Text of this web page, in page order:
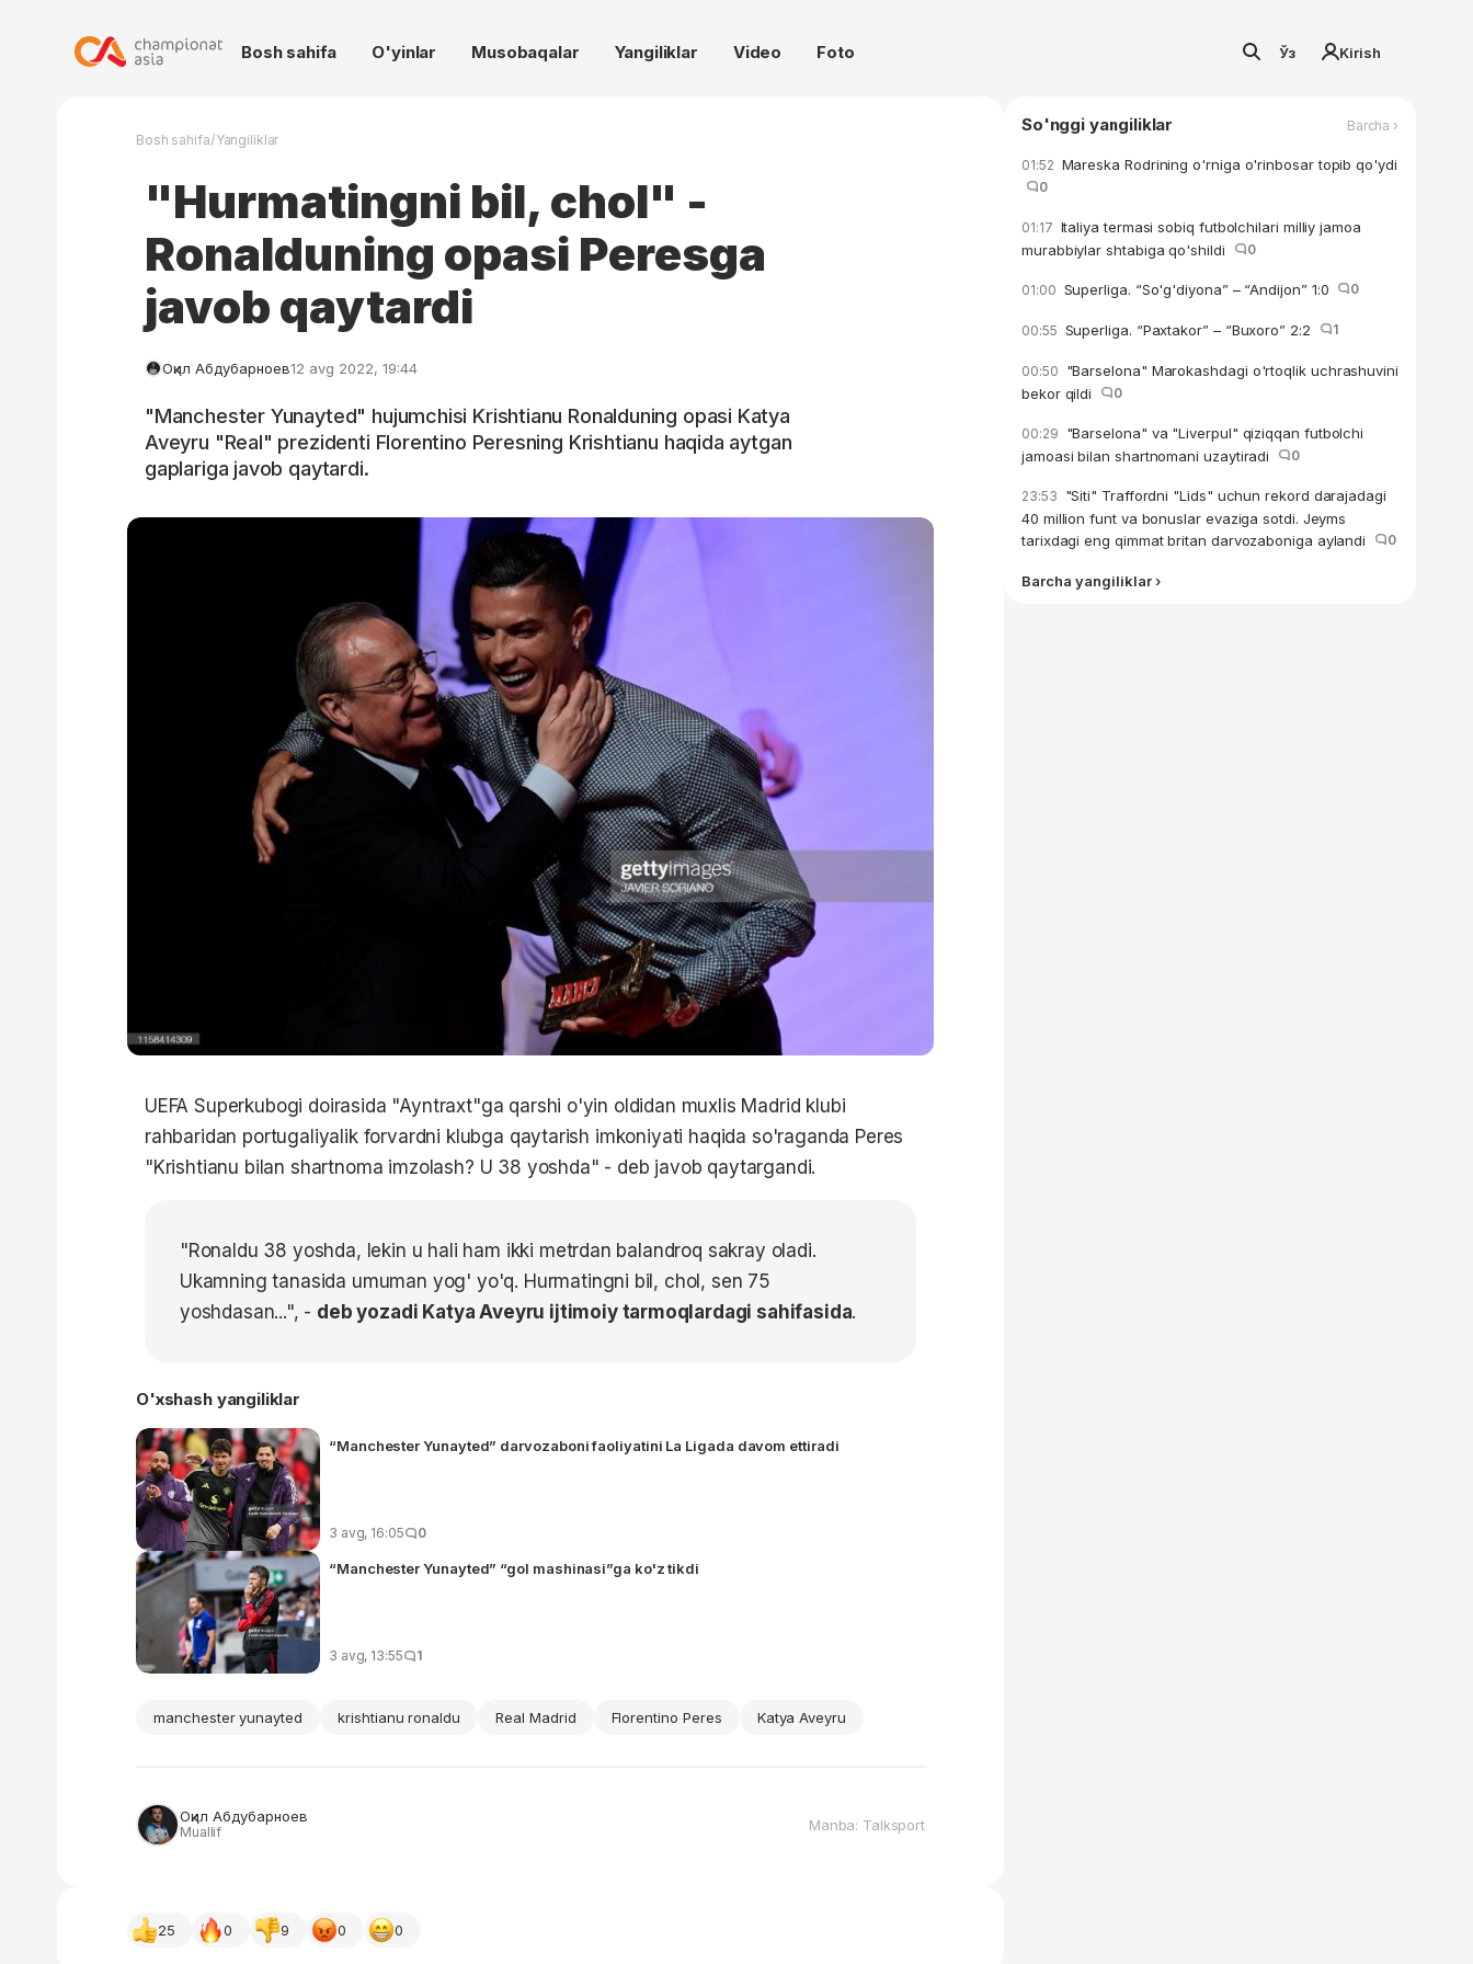
Bosh sahifa O'yinlar Musobaqalar Yangiliklar Video Foto Ўз Kirish
Bosh sahifa/Yangiliklar
"Hurmatingni bil, chol" -
Ronalduning opasi Peresga
javob qaytardi
Оқил Абдубарноев12 avg 2022, 19:44
"Manchester Yunayted" hujumchisi Krishtianu Ronalduning opasi Katya
Aveyru "Real" prezidenti Florentino Peresning Krishtianu haqida aytgan
gaplariga javob qaytardi.
UEFA Superkubogi doirasida "Ayntraxt"ga qarshi o'yin oldidan muxlis Madrid klubi
rahbaridan portugaliyalik forvardni klubga qaytarish imkoniyati haqida so'raganda Peres
"Krishtianu bilan shartnoma imzolash? U 38 yoshda" - deb javob qaytargandi.
"Ronaldu 38 yoshda, lekin u hali ham ikki metrdan balandroq sakray oladi.
Ukamning tanasida umuman yog' yo'q. Hurmatingni bil, chol, sen 75
yoshdasan...", - deb yozadi Katya Aveyru ijtimoiy tarmoqlardagi sahifasida.
O'xshash yangiliklar
“Manchester Yunayted” darvozaboni faoliyatini La Ligada davom ettiradi
3 avg, 16:05 0
“Manchester Yunayted” “gol mashinasi”ga ko'z tikdi
3 avg, 13:55 1
manchester yunayted krishtianu ronaldu Real Madrid Florentino Peres Katya Aveyru
Оқил Абдубарноев
Muallif Manba: Talksport
25 0 9 0 0
So'nggi yangiliklar Barcha ›
01:52 Mareska Rodrining o'rniga o'rinbosar topib qo'ydi
0
01:17 Italiya termasi sobiq futbolchilari milliy jamoa
murabbiylar shtabiga qo'shildi
0
01:00 Superliga. “So'g'diyona” – “Andijon” 1:0 0
00:55 Superliga. “Paxtakor” – “Buxoro” 2:2 1
00:50 "Barselona" Marokashdagi o'rtoqlik uchrashuvini
bekor qildi
0
00:29 "Barselona" va "Liverpul" qiziqqan futbolchi
jamoasi bilan shartnomani uzaytiradi
0
23:53 "Siti" Traffordni "Lids" uchun rekord darajadagi
40 million funt va bonuslar evaziga sotdi. Jeyms
tarixdagi eng qimmat britan darvozaboniga aylandi
0
Barcha yangiliklar ›